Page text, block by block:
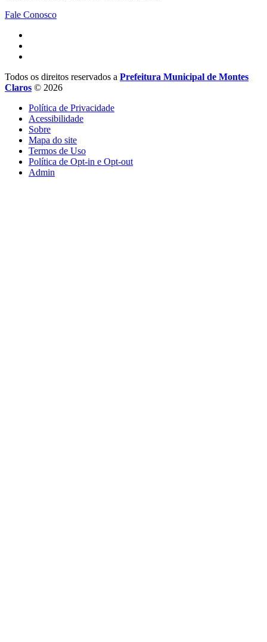
Fale Conosco
Todos os direitos reservados a Prefeitura Municipal de Montes
Claros © 2026
Política de Privacidade
Acessibilidade
Sobre
Mapa do site
Termos de Uso
Política de Opt-in e Opt-out
Admin